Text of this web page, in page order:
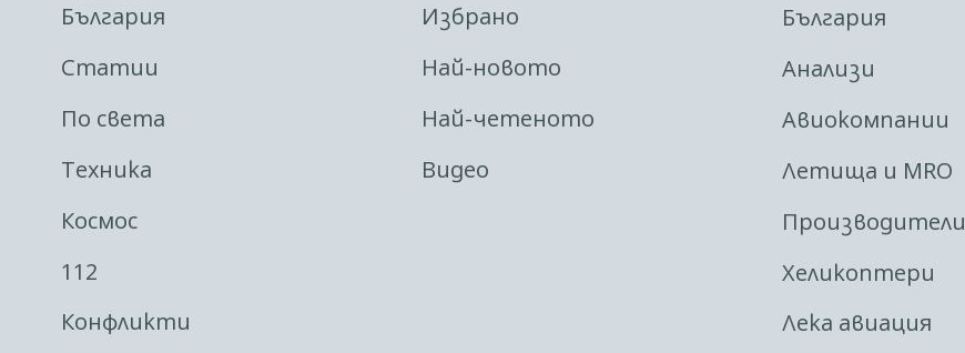
България
Статии
По света
Техника
Космос
112
Конфликти
Избрано
Най-новото
Най-четеното
Видео
България
Анализи
Авиокомпании
Летища и MRO
Производители
Хеликоптери
Лека авиация